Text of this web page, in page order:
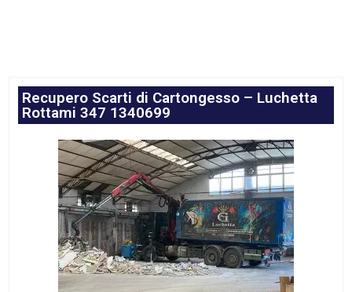
Recupero Scarti di Cartongesso – Luchetta
Rottami 347 1340699